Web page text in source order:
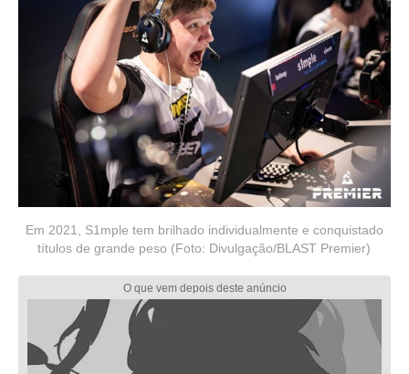
Em 2021, S1mple tem brilhado individualmente e conquistado
títulos de grande peso (Foto: Divulgação/BLAST Premier)